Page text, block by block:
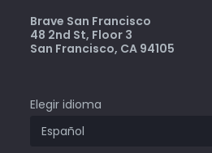
Brave San Francisco
48 2nd St, Floor 3
San Francisco, CA 94105
Elegir idioma